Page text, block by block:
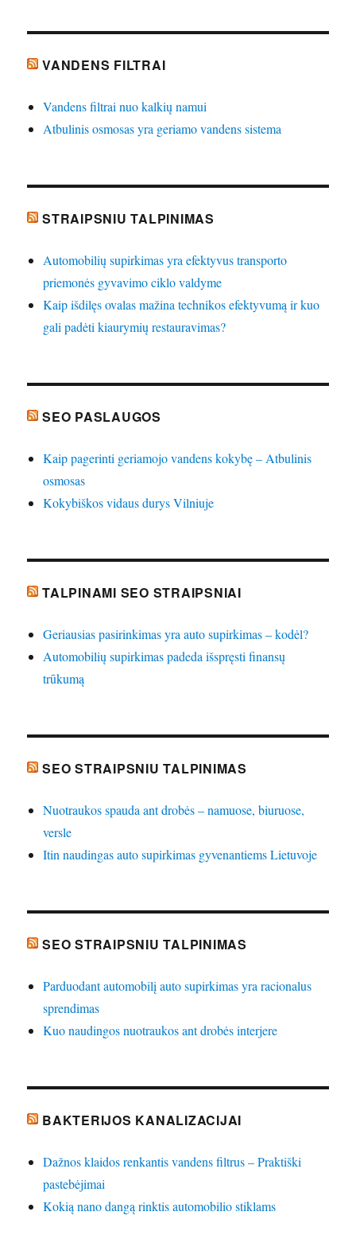
VANDENS FILTRAI
Vandens filtrai nuo kalkių namui
Atbulinis osmosas yra geriamo vandens sistema
STRAIPSNIU TALPINIMAS
Automobilių supirkimas yra efektyvus transporto
priemonės gyvavimo ciklo valdyme
Kaip išdilęs ovalas mažina technikos efektyvumą ir kuo
gali padėti kiaurymių restauravimas?
SEO PASLAUGOS
Kaip pagerinti geriamojo vandens kokybę – Atbulinis
osmosas
Kokybiškos vidaus durys Vilniuje
TALPINAMI SEO STRAIPSNIAI
Geriausias pasirinkimas yra auto supirkimas – kodėl?
Automobilių supirkimas padeda išspręsti finansų
trūkumą
SEO STRAIPSNIU TALPINIMAS
Nuotraukos spauda ant drobės – namuose, biuruose,
versle
Itin naudingas auto supirkimas gyvenantiems Lietuvoje
SEO STRAIPSNIU TALPINIMAS
Parduodant automobilį auto supirkimas yra racionalus
sprendimas
Kuo naudingos nuotraukos ant drobės interjere
BAKTERIJOS KANALIZACIJAI
Dažnos klaidos renkantis vandens filtrus – Praktiški
pastebėjimai
Kokią nano dangą rinktis automobilio stiklams